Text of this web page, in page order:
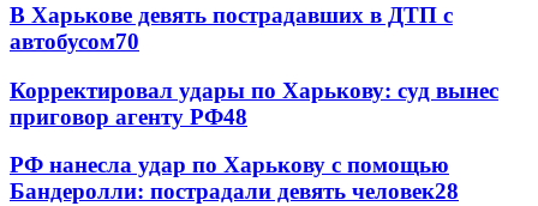
В Харькове девять пострадавших в ДТП с
автобусом70
Корректировал удары по Харькову: суд вынес
приговор агенту РФ48
РФ нанесла удар по Харькову с помощью
Бандеролли: пострадали девять человек28